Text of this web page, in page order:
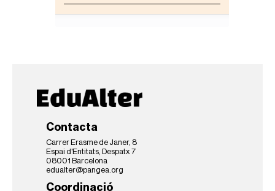
Contacta
Carrer Erasme de Janer, 8
Espai d'Entitats, Despatx 7
08001 Barcelona
edualter@pangea.org
Coordinació